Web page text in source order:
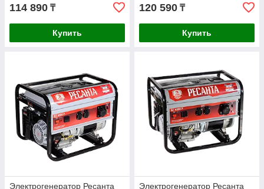
114 890 ₸
Купить
120 590 ₸
Купить
Электрогенератор Ресанта
Электрогенератор Ресанта